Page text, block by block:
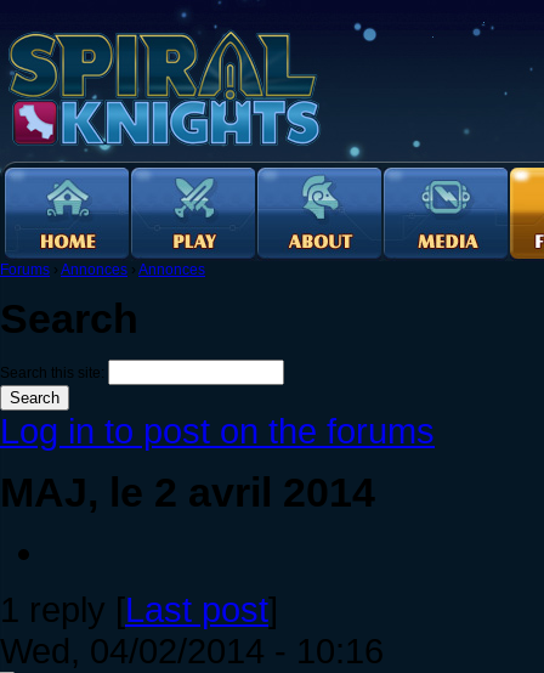
Forums › Annonces › Annonces
Search
Search this site:
Log in to post on the forums
MAJ, le 2 avril 2014
1 reply [Last post]
Wed, 04/02/2014 - 10:16